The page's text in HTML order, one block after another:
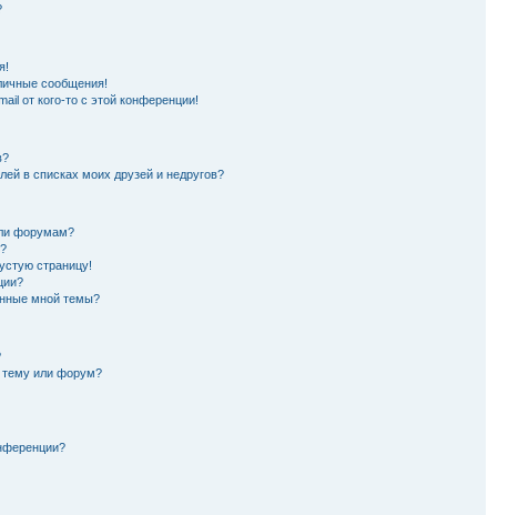
сообщения!
от кого-то с этой конференции!
в списках моих друзей и недругов?
форумам?
страницу!
мной темы?
тему или форум?